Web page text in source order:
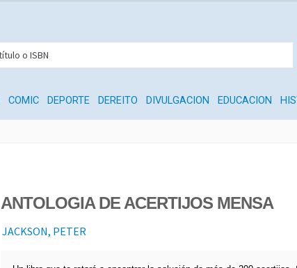
COMIC DEPORTE DEREITO DIVULGACION EDUCACION
ANTOLOGIA DE ACERTIJOS MENSA
JACKSON, PETER